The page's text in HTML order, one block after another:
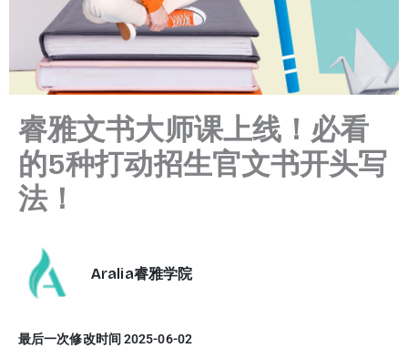
睿雅文书大师课上线！必看
的5种打动招生官文书开头写
法！
Aralia睿雅学院
最后一次修改时间 2025-06-02